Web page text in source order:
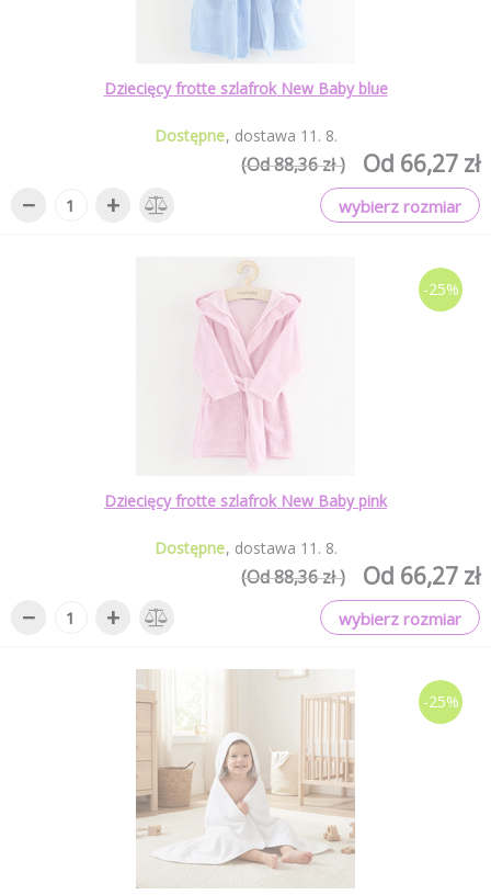
Dziecięcy frotte szlafrok New Baby blue
Dostępne dostawa 11 . 8.
Od 66,27 zł
(Od 88,36 zł )
− + wybierz rozmiar
-25%
Dziecięcy frotte szlafrok New Baby pink
Dostępne dostawa 11 . 8.
Od 66,27 zł
(Od 88,36 zł )
− + wybierz rozmiar
-25%